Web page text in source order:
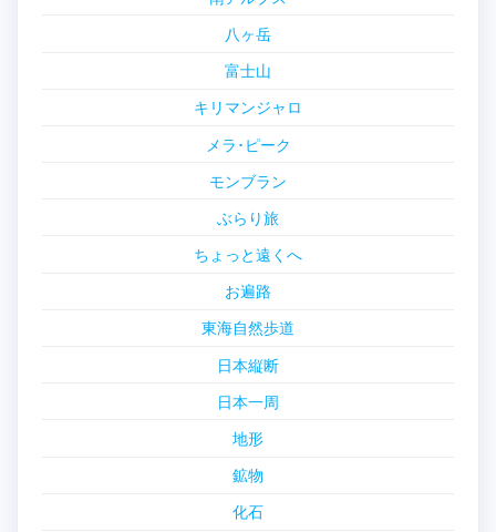
八ヶ岳
富士山
キリマンジャロ
メラ･ピーク
モンブラン
ぶらり旅
ちょっと遠くへ
お遍路
東海自然歩道
日本縦断
日本一周
地形
鉱物
化石